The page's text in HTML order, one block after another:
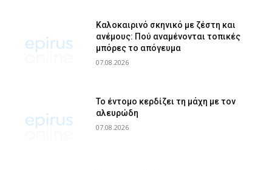
Καλοκαιρινό σκηνικό με ζέστη και
ανέμους: Πού αναμένονται τοπικές
μπόρες το απόγευμα
07.08.2026
Το έντομο κερδίζει τη μάχη με τον
αλευρώδη
07.08.2026